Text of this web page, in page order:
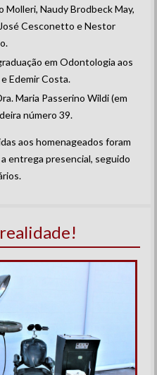
Naudy Brodbeck May,
Cesconetto e Nestor
em Odontologia aos
Edemir Costa.
Maria Passerino Wildi (em
número 39.
aos homenageados foram
entrega presencial, seguido